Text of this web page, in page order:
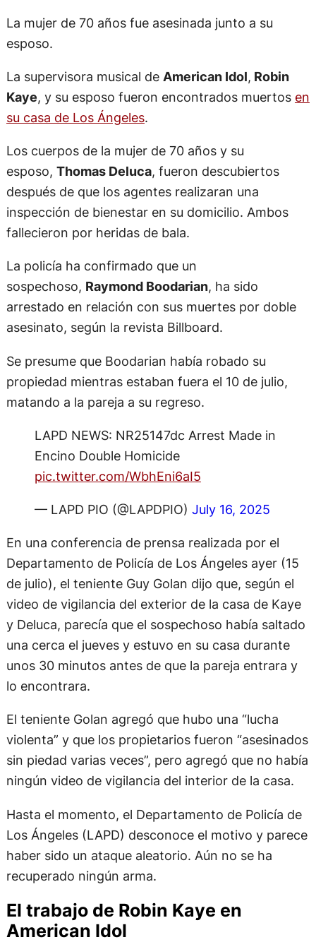
La mujer de 70 años fue asesinada junto a su
esposo.
La supervisora musical de American Idol, Robin
Kaye, y su esposo fueron encontrados muertos en
su casa de Los Ángeles.
Los cuerpos de la mujer de 70 años y su
esposo, Thomas Deluca, fueron descubiertos
después de que los agentes realizaran una
inspección de bienestar en su domicilio. Ambos
fallecieron por heridas de bala.
La policía ha confirmado que un
sospechoso, Raymond Boodarian, ha sido
arrestado en relación con sus muertes por doble
asesinato, según la revista Billboard.
Se presume que Boodarian había robado su
propiedad mientras estaban fuera el 10 de julio,
matando a la pareja a su regreso.
LAPD NEWS: NR25147dc Arrest Made in
Encino Double Homicide
pic.twitter.com/WbhEni6aI5
— LAPD PIO (@LAPDPIO) July 16, 2025
En una conferencia de prensa realizada por el
Departamento de Policía de Los Ángeles ayer (15
de julio), el teniente Guy Golan dijo que, según el
video de vigilancia del exterior de la casa de Kaye
y Deluca, parecía que el sospechoso había saltado
una cerca el jueves y estuvo en su casa durante
unos 30 minutos antes de que la pareja entrara y
lo encontrara.
El teniente Golan agregó que hubo una “lucha
violenta” y que los propietarios fueron “asesinados
sin piedad varias veces”, pero agregó que no había
ningún video de vigilancia del interior de la casa.
Hasta el momento, el Departamento de Policía de
Los Ángeles (LAPD) desconoce el motivo y parece
haber sido un ataque aleatorio. Aún no se ha
recuperado ningún arma.
El trabajo de Robin Kaye en
American Idol